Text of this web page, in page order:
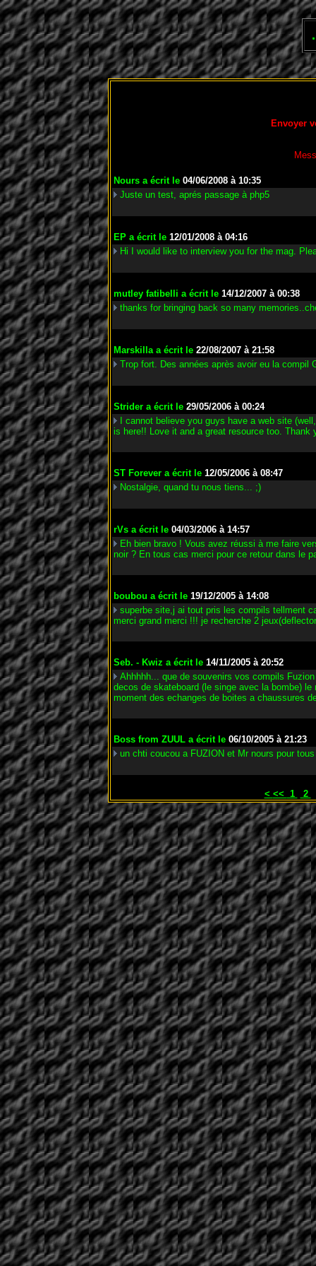
Envoyer
Nours a écrit le 04/06/2008 à 10:35
Juste un test, aprés passage à php5
EP a écrit le 12/01/2008 à 04:16
Hi I would like to interview you for the mag.
mutley fatibelli a écrit le 14/12/2007 à 00:38
thanks for bringing back so many
Marskillaa écrit le 22/08/2007 à 21:58
Trop fort. Des années après avoir eu la compil
Strider a écrit le 29/05/2006 à 00:24
I cannot believe you guys have a web site
is here!! Love it and a great resource too. Thank
ST Forever a écrit le 12/05/2006 à 08:47
Nostalgie, quand tu nous tiens... ;)
rVs a écrit le 04/03/2006 à 14:57
Eh bien bravo ! Vous avez réussi à me faire
noir ? En tous cas merci pour ce retour dans le
boubou a écrit le 19/12/2005 à 14:08
superbe site,j ai tout pris les compils tellment
merci grand merci !!! je recherche 2
Seb. - Kwiz a écrit le 14/11/2005 à 20:52
Ahhhhh... que de souvenirs vos compils
decos de skateboard (le singe avec la bombe)
moment des echanges de boites a chaussures
Boss from ZUUL a écrit le 06/10/2005 à 21:23
un chti coucou a FUZION et Mr nours pour
< << 1 2